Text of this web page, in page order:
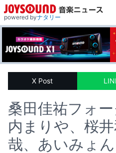
powered byナタリー
X Post
桑田佳祐フォ
内まりや、桜
哉、あいみょ